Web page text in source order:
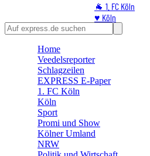
🐐 1. FC Köln
♥️ Köln
🛒 Shoppingwelt
Home
Veedelsreporter
Schlagzeilen
EXPRESS E-Paper
1. FC Köln
Köln
Sport
Promi und Show
Kölner Umland
NRW